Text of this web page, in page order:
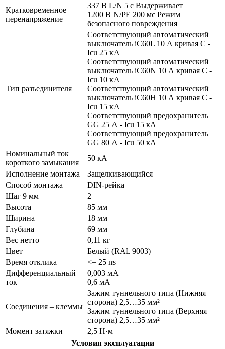
Кратковременное
перенапряжение
337 В L/N 5 с Выдерживает
1200 В N/PE 200 мс Режим
безопасного повреждения
Тип разъединителя
Cоответствующий автоматический
выключатель iC60L 10 А кривая С -
Icu 25 кА
Cоответствующий автоматический
выключатель iC60N 10 А кривая С -
Icu 10 кА
Cоответствующий автоматический
выключатель iC60H 10 А кривая С -
Icu 15 кА
Cоответствующий предохранитель
GG 25 А - Icu 15 кА
Cоответствующий предохранитель
GG 80 А - Icu 50 кА
Номинальный ток
короткого замыкания
50 кА
Исполнение монтажа
Защелкивающийся
Способ монтажа
DIN-рейка
Шаг 9 мм
2
Высота
85 мм
Ширина
18 мм
Глубина
69 мм
Вес нетто
0,11 кг
Цвет
Белый (RAL 9003)
Время отклика
<= 25 ns
Дифференциальный
ток
0,003 мА
0,6 мА
Соединения – клеммы
Зажим туннельного типа (Нижняя
сторона) 2,5…35 мм²
Зажим туннельного типа (Верхняя
сторона) 2,5…35 мм²
Момент затяжки
2,5 Н·м
Условия эксплуатации